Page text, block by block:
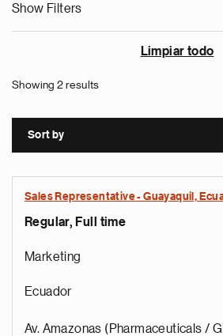
Show Filters
Limpiar todo
Showing 2 results
Sort by
Sales Representative - Guayaquil,
Regular, Full time
Marketing
Ecuador
Av. Amazonas (Pharmaceuticals /